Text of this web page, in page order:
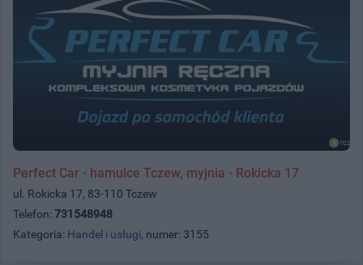
Perfect Car - hamulce Tczew, myjnia - Rokicka 17
ul. Rokicka 17, 83-110 Tczew
Telefon: 731548948
Kategoria: Handel i usługi, numer: 3155